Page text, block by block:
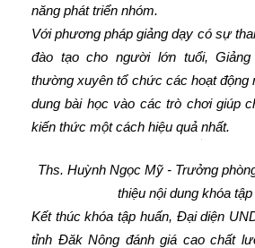
năng phát triển nhóm.
Với phương pháp giảng dạy có sự
đào tạo cho người lớn tuổi,
thường xuyên tổ chức các hoạt động
dung bài học vào các trò chơi giúp
kiến thức một cách hiệu quả nhất.
Ths. Huỳnh Ngọc Mỹ - Trưởng
thiệu nội dung khóa
Kết thúc khóa tập huấn, Đại diện
tỉnh Đăk Nông đánh giá cao chất